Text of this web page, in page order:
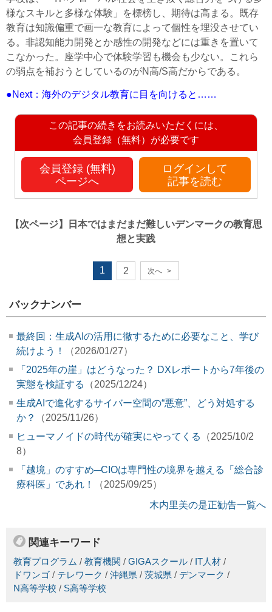
様なスキルと多様な体験」を標榜し、期待は高まる。既存
教育は知識偏重で画一な教育によって個性を埋没させてい
る。非認知能力開発とか感性の開発などには重きを置いて
こなかった。座学中心で体験学習も機会も少ない。これら
の弱点を補おうとしているのがN高/S高だからである。
●Next：海外のデジタル教育に目を向けると……
この記事の続きをお読みいただくには、
会員登録（無料）が必要です
会員登録 (無料)
ページへ
ログインして
記事を読む
【次ページ】
日本ではまだまだ難しいデンマークの教育思
想と実践
1 2 次へ >
バックナンバー
最終回：生成AIの活用に徹するために必要なこと、学び
続けよう！
（2026/01/27）
「2025年の崖」はどうなった？ DXレポートから7年後の
実態を検証する
（2025/12/24）
生成AIで進化するサイバー空間の“悪意”、どう対処する
か？
（2025/11/26）
ヒューマノイドの時代が確実にやってくる
（2025/10/2
8）
「越境」のすすめ─CIOは専門性の境界を越える「総合診
療科医」であれ！
（2025/09/25）
木内里美の是正勧告一覧へ
関連キーワード
教育プログラム / 教育機関 / GIGAスクール / IT人材 /
ドワンゴ / テレワーク / 沖縄県 / 茨城県 / デンマーク /
N高等学校 / S高等学校